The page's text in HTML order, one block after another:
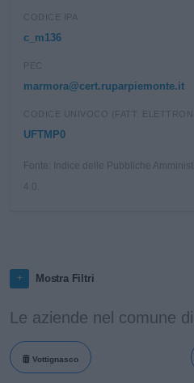
CODICE IPA
c_m136
PEC
marmora@cert.ruparpiemonte.it
CODICE UNIVOCO (FATT.
UFTMP0
Fonte: Indice delle Pubbliche
Mostra Filtri
Le aziende nel comune
Vottignasco